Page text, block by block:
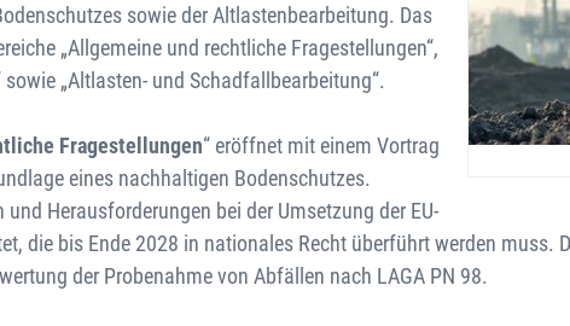
sowie der Altlastenbearbeitung. Das
„Allgemeine und rechtliche Fragestellungen“,
„Altlasten- und Schadfallbearbeitung“.
Fragestellungen“ eröffnet mit einem Vortrag
eines nachhaltigen Bodenschutzes.
Herausforderungen bei der Umsetzung der EU-
die bis Ende 2028 in nationales Recht überführt werden muss.
der Probenahme von Abfällen nach LAGA PN 98.